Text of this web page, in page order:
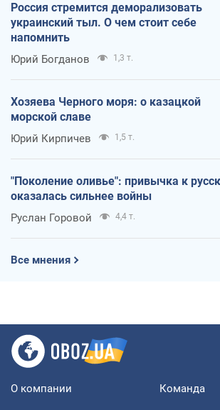
Россия стремится деморализовать
украинский тыл. О чем стоит себе
напомнить
Юрий Богданов 1,3 т.
Хозяева Черного моря: о казацкой
морской славе
Юрий Кирпичев 1,5 т.
"Поколение оливье": привычка к
оказалась сильнее войны
Руслан Горовой 4,4 т.
Все мнения
О компании Команда